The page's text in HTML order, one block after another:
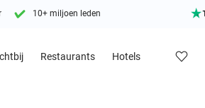
10+ miljoen leden
Restaurants Hotels